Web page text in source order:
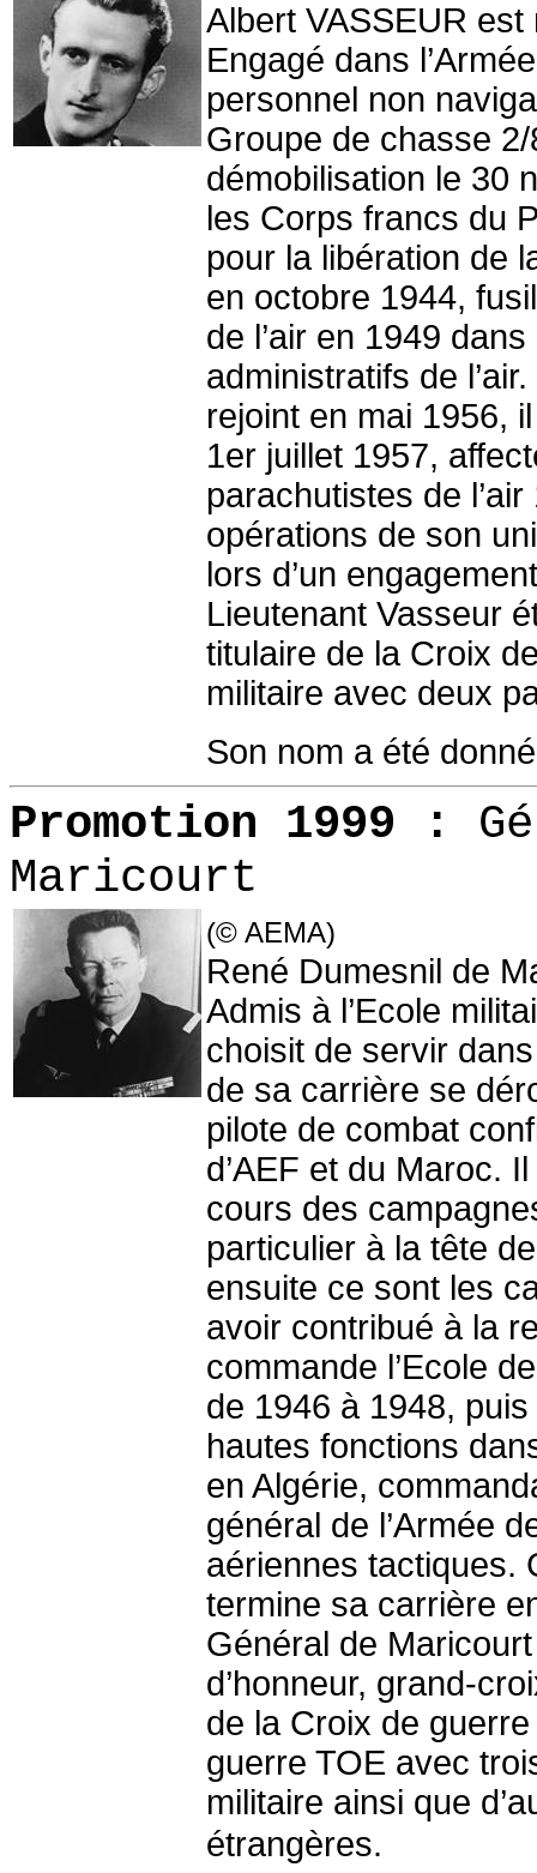
Albert VASSEUR
Engagé dans
personnel non
Groupe de chasse 2/
démobilisation le 30
les Corps francs du
pour la libération de
en octobre 1944,
de l’air en 1949
administratifs de
rejoint en mai 1956,
1er juillet 1957,
parachutistes de
opérations de son
lors d’un
Lieutenant Vasseur
titulaire de la Croix
militaire avec deux
Son nom a été
Promotion 1999 :
Maricourt
(© AEMA)
René Dumesnil de
Admis à l’Ecole
choisit de servir
de sa carrière se
pilote de combat
d’AEF et du Maroc.
cours des
particulier à la tête
ensuite ce sont les
avoir contribué à la
commande l’Ecole
de 1946 à 1948,
hautes fonctions
en Algérie,
général de l’Armée
aériennes tactiques.
termine sa carrière
Général de
d’honneur, grand-
de la Croix de
guerre TOE avec
militaire ainsi que
étrangères.